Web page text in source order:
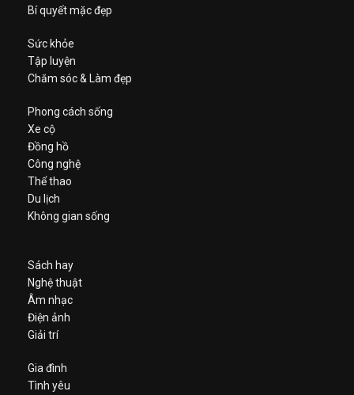
Bí quyết mặc đẹp
Sức khỏe
Tập luyện
Chăm sóc & Làm đẹp
Phong cách sống
Xe cộ
Đồng hồ
Công nghệ
Thể thao
Du lịch
Không gian sống
Sách hay
Nghệ thuật
Âm nhạc
Điện ảnh
Giải trí
Gia đình
Tình yêu